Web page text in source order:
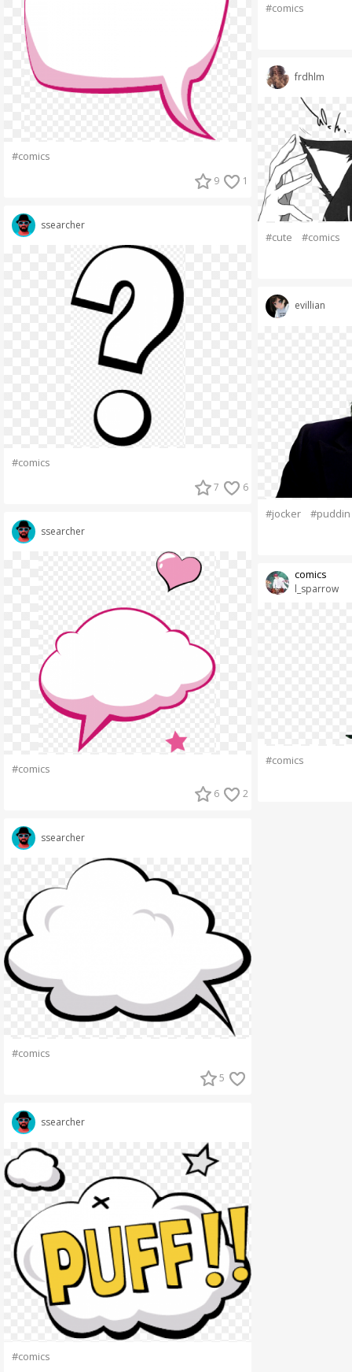
#comics
9 1
ssearcher
#comics
7 6
ssearcher
#comics
6 2
ssearcher
#comics
5
ssearcher
#comics
#comics
frdhlm
#cute #comics
evillian
#jocker #puddin
l_sparrow
comics
#comics